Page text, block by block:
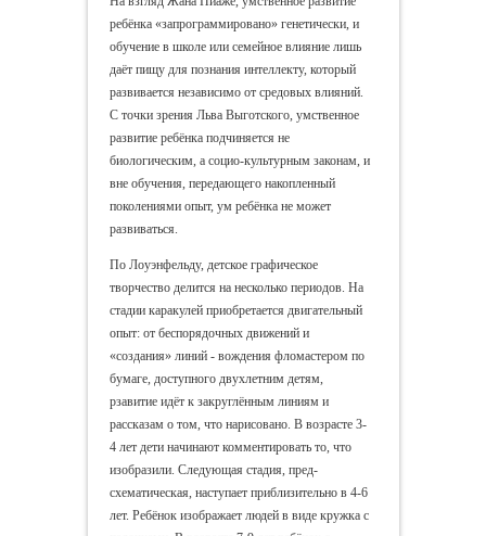
ребёнка «запрограммировано» генетически, и
обучение в школе или семейное влияние лишь
даёт пищу для познания интеллекту, который
развивается независимо от средовых влияний.
С точки зрения Льва Выготского, умственное
развитие ребёнка подчиняется не
биологическим, а социо-культурным законам, и
вне обучения, передающего накопленный
поколениями опыт, ум ребёнка не может
развиваться.
По Лоуэнфельду, детское графическое
творчество делится на несколько периодов. На
стадии каракулей приобретается двигательный
опыт: от беспорядочных движений и
«создания» линий - вождения фломастером по
бумаге, доступного двухлетним детям,
рзавитие идёт к закруглённым линиям и
рассказам о том, что нарисовано. В возрасте 3-
4 лет дети начинают комментировать то, что
изобразили. Следующая стадия, пред-
схематическая, наступает приблизительно в 4-6
лет. Ребёнок изображает людей в виде кружка с